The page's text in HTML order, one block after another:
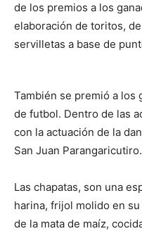
de los premios a los
elaboración de toritos,
servilletas a base de
También se premió a los
de futbol. Dentro de las
con la actuación de la
San Juan Parangaricutiro.
Las chapatas, son una
harina, frijol molido en
de la mata de maíz,